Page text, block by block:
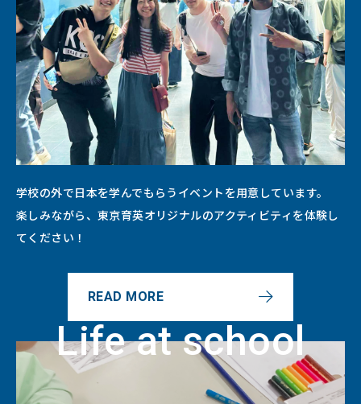
学校の外で日本を学んでもらうイベントを用意しています。
楽しみながら、東京育英オリジナルのアクティビティを体験し
てください！
READ MORE
Life at school